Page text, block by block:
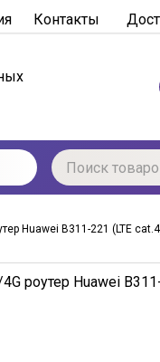
Контакты
Huawei B311-221 (LTE